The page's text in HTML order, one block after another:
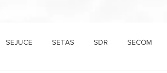
SEJUCE SETAS SDR SECOM